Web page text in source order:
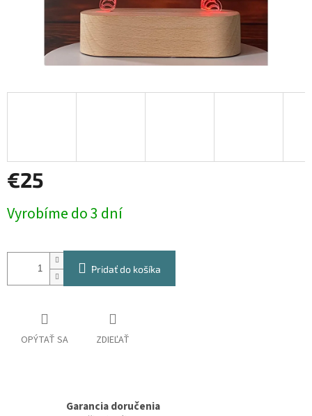
€25
cena:
Vyrobíme do 3 dní
Pridať do košíka
OPÝTAŤ SA ZDIEĽAŤ
Garancia doručenia